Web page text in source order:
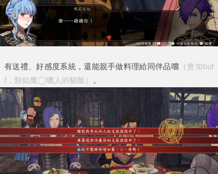
有送禮、好感度系統，還能親手做料理給同伴品嚐 （會加buf
f，類似魔◯獵人的貓飯）
。